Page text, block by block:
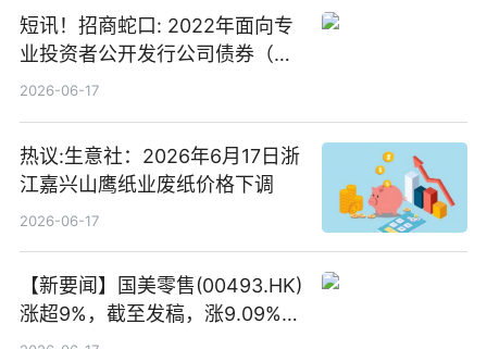
短讯！招商蛇口: 2022年面向专
业投资者公开发行公司债券（第
二期）（品种二）2026年付息公
2026-06-17
热议:生意社：2026年6月17日浙
江嘉兴山鹰纸业废纸价格下调
2026-06-17
【新要闻】国美零售(00493.HK)
涨超9%，截至发稿，涨9.09%，
报0.012港元，成交额37.26万港